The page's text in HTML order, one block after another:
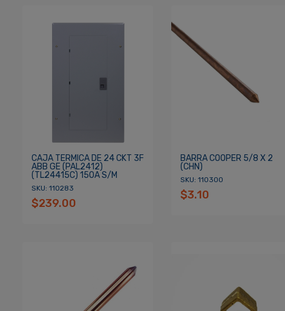
CAJA TERMICA DE 24 CKT 3F
ABB GE (PAL2412)
(TL24415C) 150A S/M
SKU: 110283
$239.00
BARRA COOPER 5/8 X 2
(CHN)
SKU: 110300
$3.10